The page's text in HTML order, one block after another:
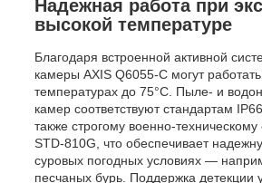
Надежная работа при
высокой температуре
Благодаря встроенной активной
камеры AXIS Q6055-C могут
температурах до 75°C. Пыле- и
камер соответствуют стандартам
также строгому военно-техническому
STD-810G, что обеспечивает
суровых погодных условиях —
песчаных бурь. Поддержка детекции